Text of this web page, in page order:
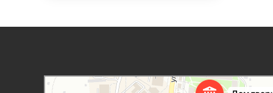
Дорогобужский дом детского творчества
Дом культуры в Дорогобуже